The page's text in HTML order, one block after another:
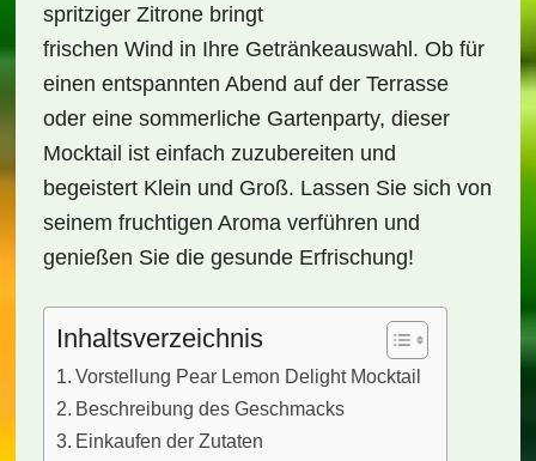
spritziger Zitrone bringt
frischen Wind in Ihre Getränkeauswahl. Ob für
einen entspannten Abend auf der Terrasse
oder eine sommerliche Gartenparty, dieser
Mocktail ist einfach zuzubereiten und
begeistert Klein und Groß. Lassen Sie sich von
seinem fruchtigen Aroma verführen und
genießen Sie die gesunde Erfrischung!
Inhaltsverzeichnis
Vorstellung Pear Lemon Delight Mocktail
Beschreibung des Geschmacks
Einkaufen der Zutaten